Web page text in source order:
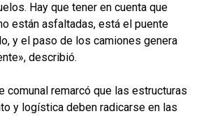
Hay que tener en cuenta que
están asfaltadas, está el puente
y el paso de los camiones genera
describió.
comunal remarcó que las estructuras
y logística deben radicarse en las